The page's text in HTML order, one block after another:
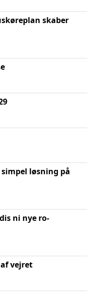
skaber
løsning på
ni nye ro-
vejret